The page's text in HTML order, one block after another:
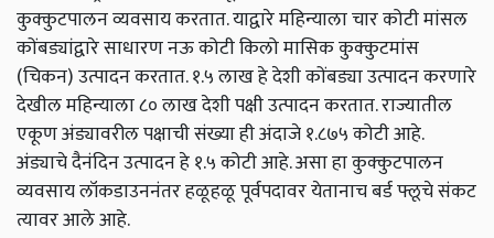
कुक्कुटपालन व्यवसाय करतात. याद्वारे महिन्याला चार कोटी मांसल
कोंबड्यांद्वारे साधारण नऊ कोटी किलो मासिक कुक्कुटमांस
(चिकन) उत्पादन करतात. १.५ लाख हे देशी कोंबड्या उत्पादन करणारे
देखील महिन्याला ८० लाख देशी पक्षी उत्पादन करतात. राज्यातील
एकूण अंड्यावरील पक्षाची संख्या ही अंदाजे १.८७५ कोटी आहे.
अंड्याचे दैनंदिन उत्पादन हे १.५ कोटी आहे. असा हा कुक्कुटपालन
व्यवसाय लॉकडाउननंतर हळूहळू पूर्वपदावर येतानाच बर्ड फ्लूचे संकट
त्यावर आले आहे.